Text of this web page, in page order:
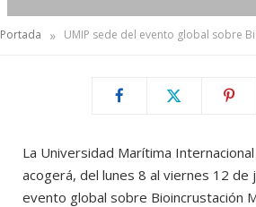
Portada »
La Universidad Marítima
acogerá, del lunes 8 al viernes 12 de
evento global sobre Bioincrustación